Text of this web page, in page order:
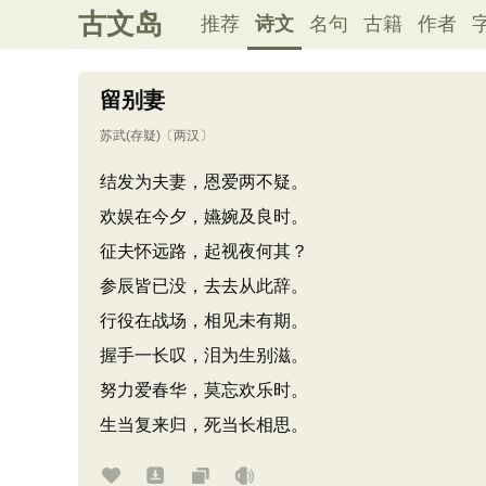
古文岛 推荐 诗文 名句 古籍 作者
留别妻
苏武(存疑) 〔两汉〕
结发为夫妻，恩爱两不疑。
欢娱在今夕，嬿婉及良时。
征夫怀远路，起视夜何其？
参辰皆已没，去去从此辞。
行役在战场，相见未有期。
握手一长叹，泪为生别滋。
努力爱春华，莫忘欢乐时。
生当复来归，死当长相思。